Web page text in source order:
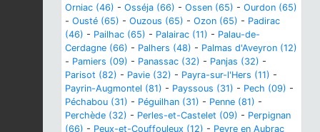
Orniac (46) - Osséja (66) - Ossen (65) - Ourdon (65)
- Ousté (65) - Ouzous (65) - Ozon (65) - Padirac
(46) - Pailhac (65) - Palairac (11) - Palau-de-
Cerdagne (66) - Palhers (48) - Palmas d'Aveyron (12)
- Pamiers (09) - Panassac (32) - Panjas (32) -
Parisot (82) - Pavie (32) - Payra-sur-l'Hers (11) -
Payrin-Augmontel (81) - Payssous (31) - Pech (09) -
Péchabou (31) - Péguilhan (31) - Penne (81) -
Perchède (32) - Perles-et-Castelet (09) - Perpignan
(66) - Peux-et-Couffouleux (12) - Peyre en Aubrac